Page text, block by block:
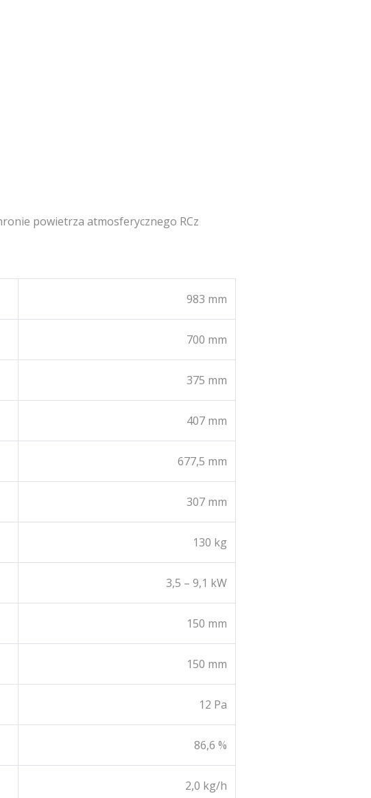
powietrza atmosferycznego RCz
983 mm
700 mm
375 mm
407 mm
677,5 mm
307 mm
130 kg
3,5 – 9,1 kW
150 mm
150 mm
12 Pa
86,6 %
2,0 kg/h